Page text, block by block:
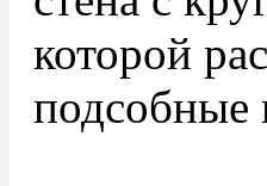
которой
подсобные